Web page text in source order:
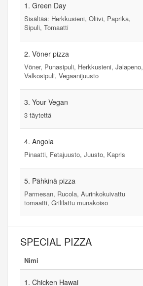
1. Green Day
Sisältää: Herkkusieni, Oliivi, Paprika,
Sipuli, Tomaatti
2. Vöner pizza
Vöner, Punasipuli, Herkkusieni, Jalapeno,
Valkosipuli, Vegaanijuusto
3. Your Vegan
3 täytettä
4. Angola
Pinaatti, Fetajuusto, Juusto, Kapris
5. Pähkinä pizza
Parmesan, Rucola, Aurinkokuivattu
tomaatti, Grililattu munakoiso
SPECIAL PIZZA
Nimi
1. Chicken Hawai